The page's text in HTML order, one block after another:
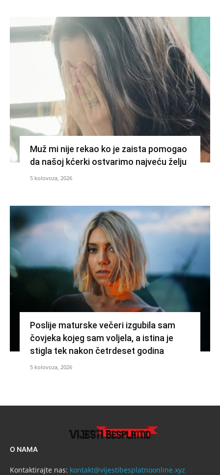
Muž mi nije rekao ko je zaista pomogao
da našoj kćerki ostvarimo najveću želju
5 kolovoza, 2026
Poslije maturske večeri izgubila sam
čovjeka kojeg sam voljela, a istina je
stigla tek nakon četrdeset godina
5 kolovoza, 2026
O NAMA
Kontaktirajte nas: kontakt@vijestibesplatnoonline.xyz